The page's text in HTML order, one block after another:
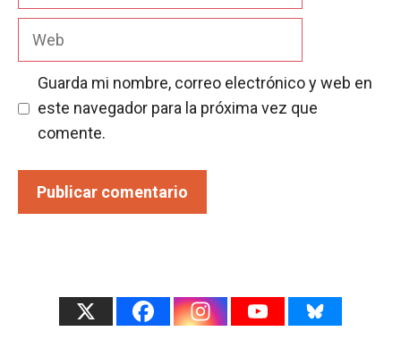
Guarda mi nombre, correo electrónico y web en
este navegador para la próxima vez que
comente.